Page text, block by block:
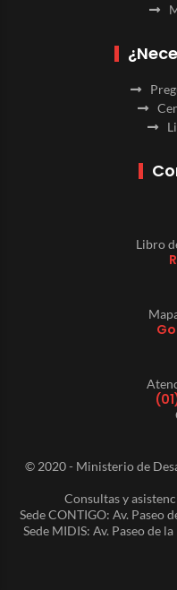
Libro
© 2020 - Ministerio de
Consultas y
Sede CONTIGO: Av. Paseo
Sede MIDIS: Av. Paseo de